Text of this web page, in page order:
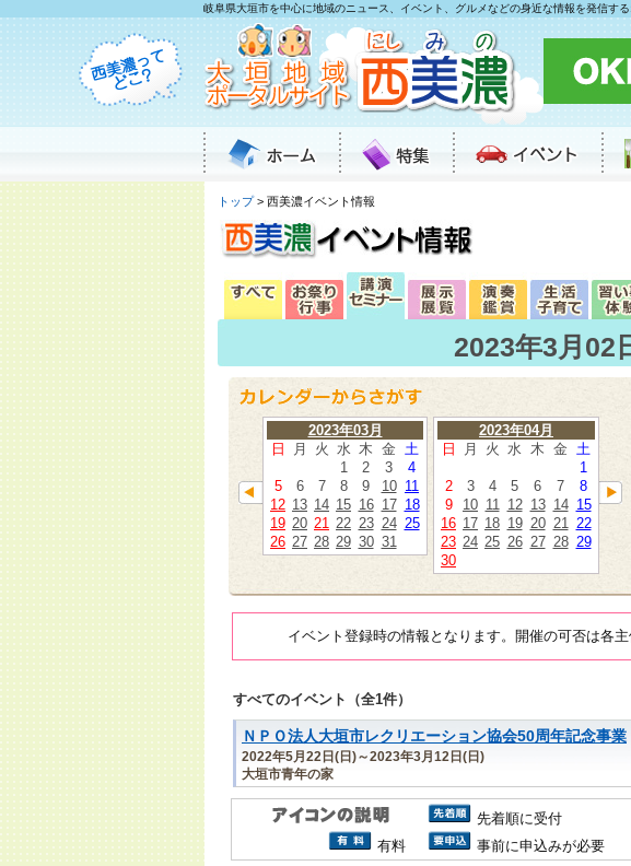
岐阜県大垣市を中心に地域のニュース、イベント、グルメなどの身近な情報を発信す
トップ> 西美濃イベント情報
2023年3月02
2023年03月
日
月 火 水 木 金 土
1
2 3
4
5
6 7 8 9 10 11
12 13 14 15 16 17 18
19 20 21 22 23 24 25
26 27 28 29 30 31
2023年04月
日
月 火 水 木 金 土
1
2
3 4 5 6 7
8
9
10 11 12 13 14 15
16 17 18 19 20 21 22
23 24 25 26 27 28 29
30
イベント登録時の情報となります。開催の可否は各主
すべてのイベント（全1件）
ＮＰＯ法人大垣市レクリエーション協会50周年記念事業
2022年5月22日(日)～2023年3月12日(日)
大垣市青年の家
先着順に受付
有料
事前に申込みが必要